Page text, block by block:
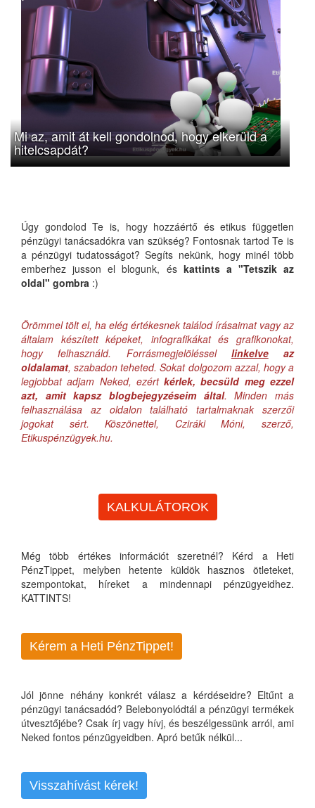
Mi az, amit át kell gondolnod, hogy elkerüld a
hitelcsapdát?
Úgy gondolod Te is, hogy hozzáértő és etikus független
pénzügyi tanácsadókra van szükség? Fontosnak tartod Te is
a pénzügyi tudatosságot? Segíts nekünk, hogy minél több
emberhez jusson el blogunk, és kattints a "Tetszik az
oldal" gombra :)
Örömmel tölt el, ha elég értékesnek találod írásaimat vagy az
általam készített képeket, infografikákat és grafikonokat,
hogy felhasználd. Forrásmegjelöléssel linkelveaz
oldalamat, szabadon teheted. Sokat dolgozom azzal, hogy a
legjobbat adjam Neked, ezértkérlek, becsüld meg ezzel
azt, amit kapsz blogbejegyzéseim által. Minden más
felhasználása az oldalon található tartalmaknak szerzői
jogokat sért. Köszönettel, Cziráki Móni, szerző,
Etikuspénzügyek.hu.
KALKULÁTOROK
Még több értékes információt szeretnél? Kérd a Heti
PénzTippet, melyben hetente küldök hasznos ötleteket,
szempontokat, híreket a mindennapi pénzügyeidhez.
KATTINTS!
Kérem a Heti PénzTippet!
Jól jönne néhány konkrét válasz a kérdéseidre? Eltűnt a
pénzügyi tanácsadód? Belebonyolódtál a pénzügyi termékek
útvesztőjébe? Csak írj vagy hívj, és beszélgessünk arról, ami
Neked fontos pénzügyeidben. Apró betűk nélkül...
Visszahívást kérek!